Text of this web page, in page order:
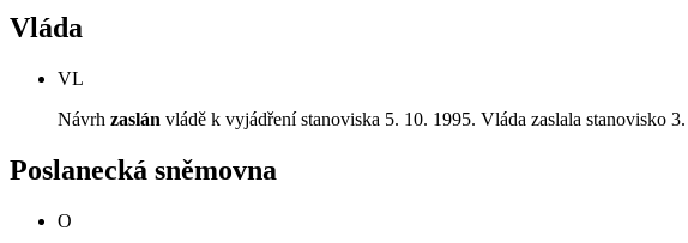
Vláda
VL
Návrh zaslán vládě k vyjádření stanoviska 5. 10. 1995. Vláda zaslala stanovisko
Poslanecká sněmovna
O